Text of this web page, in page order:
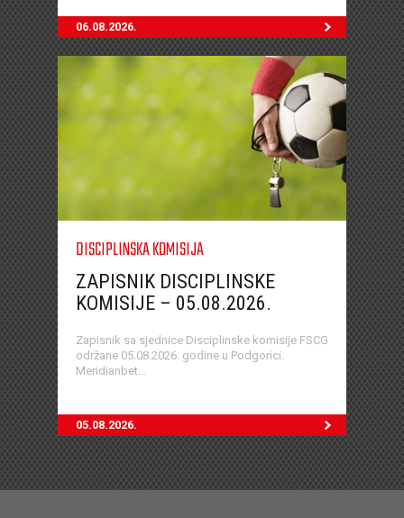
06.08.2026.
DISCIPLINSKA KOMISIJA
ZAPISNIK DISCIPLINSKE
KOMISIJE – 05.08.2026.
Zapisnik sa sjednice Disciplinske komisije FSCG
održane 05.08.2026. godine u Podgorici.
Meridianbet...
05.08.2026.